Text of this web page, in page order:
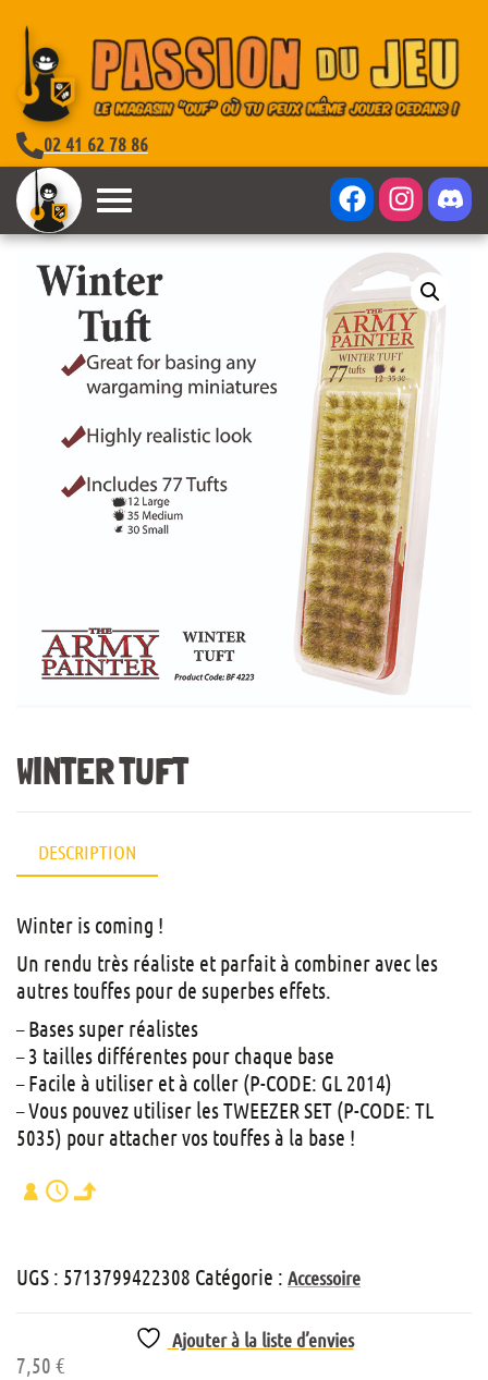
02 41 62 78 86
WINTER TUFT
DESCRIPTION
Winter is coming !
Un rendu très réaliste et parfait à combiner avec les
autres touffes pour de superbes effets.
– Bases super réalistes
– 3 tailles différentes pour chaque base
– Facile à utiliser et à coller (P-CODE: GL 2014)
– Vous pouvez utiliser les TWEEZER SET (P-CODE: TL
5035) pour attacher vos touffes à la base !
UGS : 5713799422308 Catégorie : Accessoire
Ajouter à la liste d’envies
7,50 €